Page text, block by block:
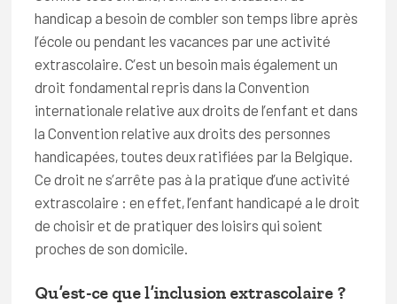
Connexion
Espace pro
Bruxelles Temps Libre
handicap a besoin de combler son temps libre après
l’école ou pendant les vacances par une activité
extrascolaire. C’est un besoin mais également un
droit fondamental repris dans la Convention
internationale relative aux droits de l’enfant et dans
la Convention relative aux droits des personnes
handicapées, toutes deux ratifiées par la Belgique.
Ce droit ne s’arrête pas à la pratique d’une activité
extrascolaire : en effet, l’enfant handicapé a le droit
de choisir et de pratiquer des loisirs qui soient
proches de son domicile.
Qu’est-ce que l’inclusion extrascolaire ?